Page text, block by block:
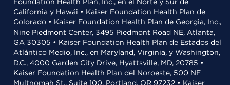
California y Hawái • Kaiser Foundation Health Plan de
Colorado • Kaiser Foundation Health Plan de Georgia, Inc.,
Nine Piedmont Center, 3495 Piedmont Road NE, Atlanta,
GA 30305 • Kaiser Foundation Health Plan de Estados del
Atlántico Medio, Inc., en Maryland, Virginia, y Washington,
D.C., 4000 Garden City Drive, Hyattsville, MD, 20785 •
Kaiser Foundation Health Plan del Noroeste, 500 NE
Multnomah St., Suite 100, Portland, OR 97232 • Kaiser